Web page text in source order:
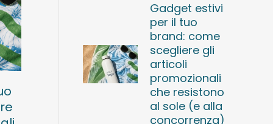
Gadget estivi
per il tuo
brand: come
scegliere gli
articoli
promozionali
che resistono
al sole (e alla
concorrenza)